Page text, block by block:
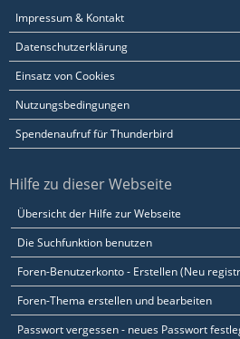
Impressum & Kontakt
Datenschutzerklärung
Einsatz von Cookies
Nutzungsbedingungen
Spendenaufruf für Thunderbird
Hilfe zu dieser Webseite
Übersicht der Hilfe zur Webseite
Die Suchfunktion benutzen
Foren-Benutzerkonto - Erstellen (Neu
Foren-Thema erstellen und bearbeiten
Passwort vergessen - neues Passwort